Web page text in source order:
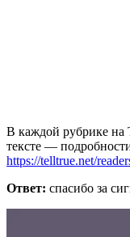
В каждой рубрике на
тексте —
https://telltrue.net/
Ответ: спасибо за